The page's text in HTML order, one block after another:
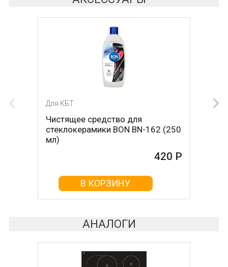
Для КБТ
Чистящее средство для
стеклокерамики BON BN-162 (250
мл)
420 Р
В КОРЗИНУ
АНАЛОГИ